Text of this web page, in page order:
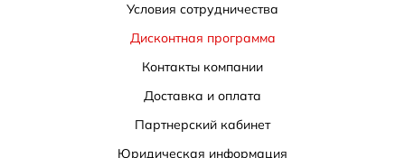
Условия сотрудничества
Дисконтная программа
Контакты компании
Доставка и оплата
Партнерский кабинет
Юридическая информация